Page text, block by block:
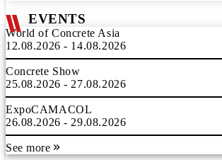
EVENTS
World of Concrete Asia
12.08.2026 - 14.08.2026
Concrete Show
25.08.2026 - 27.08.2026
ExpoCAMACOL
26.08.2026 - 29.08.2026
See more